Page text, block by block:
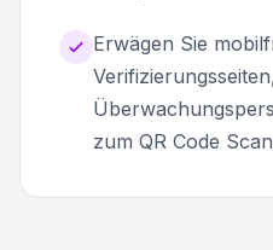
Erwägen Sie
zum QR Code